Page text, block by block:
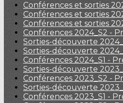
Conférences et sorties
Conférences et sorties
Conférences et sorties
Conférences 2024_S2 -
Sorties-découverte
Sorties-découverte
Conférences 2024_S1 -
Sorties-découverte
Conférences 2023_S2 -
Sorties-découverte
Conférences 2023_S1 -